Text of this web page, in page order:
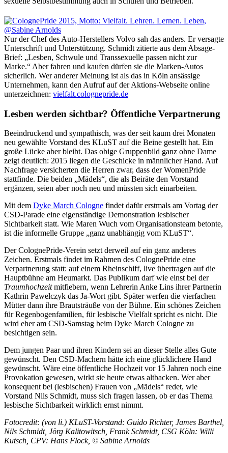
Nur der Chef des Auto-Herstellers Volvo sah das anders. Er versagte
Unterschrift und Unterstützung. Schmidt zitierte aus dem Absage-
Brief: „Lesben, Schwule und Transsexuelle passen nicht zur
Marke.“ Aber fahren und kaufen dürfen sie die Marken-Autos
sicherlich. Wer anderer Meinung ist als das in Köln ansässige
Unternehmen, kann den Aufruf auf der Aktions-Webseite online
unterzeichnen: vielfalt.colognepride.de
Lesben werden sichtbar? Öffentliche Verpartnerung
Beeindruckend und sympathisch, was der seit kaum drei Monaten
neu gewählte Vorstand des KLuST auf die Beine gestellt hat. Ein
große Lücke aber bleibt. Das obige Gruppenbild ganz ohne Dame
zeigt deutlich: 2015 liegen die Geschicke in männlicher Hand. Auf
Nachfrage versicherten die Herren zwar, dass der WomenPride
stattfinde. Die beiden „Mädels“, die als Beiräte den Vorstand
ergänzen, seien aber noch neu und müssten sich einarbeiten.
Mit dem Dyke March Cologne findet dafür erstmals am Vortag der
CSD-Parade eine eigenständige Demonstration lesbischer
Sichtbarkeit statt. Wie Maren Wuch vom Organisationsteam betonte,
ist die informelle Gruppe „ganz unabhängig vom KLuST“.
Der ColognePride-Verein setzt derweil auf ein ganz anderes
Zeichen. Erstmals findet im Rahmen des ColognePride eine
Verpartnerung statt: auf einem Rheinschiff, live übertragen auf die
Hauptbühne am Heumarkt. Das Publikum darf wie einst bei der
Traumhochzeitmitfiebern, wenn Lehrerin Anke Lins ihrer Partnerin
Kathrin Pawelczyk das Ja-Wort gibt. Später werfen die vierfachen
Mütter dann ihre Brautsträuße von der Bühne. Ein schönes Zeichen
für Regenbogenfamilien, für lesbische Vielfalt spricht es nicht. Die
wird eher am CSD-Samstag beim Dyke March Cologne zu
besichtigen sein.
Dem jungen Paar und ihren Kindern sei an dieser Stelle alles Gute
gewünscht. Den CSD-Machern hätte ich eine glücklichere Hand
gewünscht. Wäre eine öffentliche Hochzeit vor 15 Jahren noch eine
Provokation gewesen, wirkt sie heute etwas altbacken. Wer aber
konsequent bei (lesbischen) Frauen von „Mädels“ redet, wie
Vorstand Nils Schmidt, muss sich fragen lassen, ob er das Thema
lesbische Sichtbarkeit wirklich ernst nimmt.
Fotocredit: (von li.) KLuST-Vorstand: Guido Richter, James Barthel,
Nils Schmidt, Jörg Kalitowitsch, Frank Schmidt, CSG Köln: Willi
Kutsch, CPV: Hans Flock, © Sabine Arnolds